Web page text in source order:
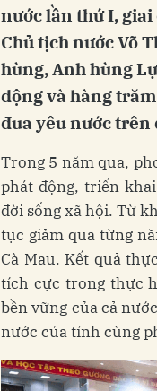
nước lần thứ I, giai
Chủ tịch nước Võ
hùng, Anh hùng
động và hàng
đua yêu nước trên
Trong 5 năm qua,
phát động, triển
đời sống xã hội. Từ
tục giảm qua từng
Cà Mau. Kết quả
tích cực trong thực
bền vững của cả
nước của tỉnh cùng